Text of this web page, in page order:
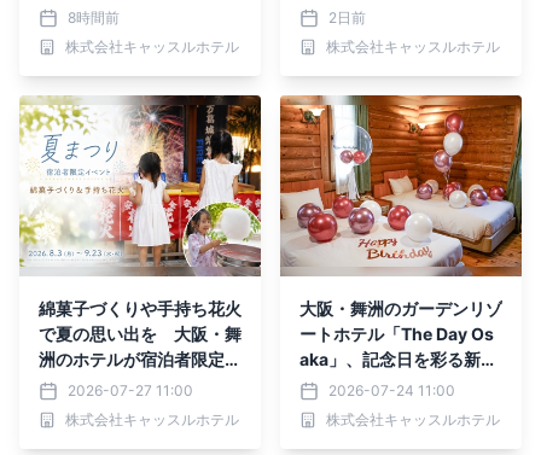
ムズカー」を導入
8時間前
株式会社キャッスルホテル
ースへ登録
2日前
株式会社キャッスルホテル
綿菓子づくりや手持ち花火
で夏の思い出を 大阪・舞
洲のホテルが宿泊者限定イ
ベント開催
2026-07-27 11:00
株式会社キャッスルホテル
大阪・舞洲のガーデンリゾ
ートホテル「The Day Os
aka」、記念日を彩る新サ
ービスを8月1日から提供
2026-07-24 11:00
株式会社キャッスルホテル